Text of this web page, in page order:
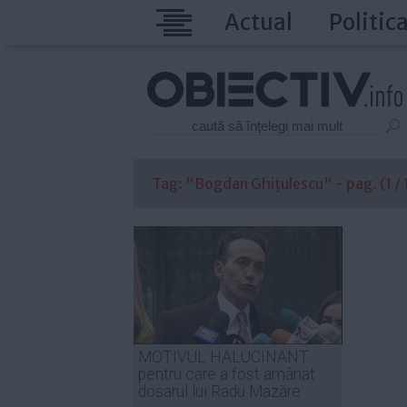
Actual
Tag: "Bogdan Ghiţulescu" - pag. (1 /
MOTIVUL HALUCINANT
pentru care a fost amânat
dosarul lui Radu Mazăre